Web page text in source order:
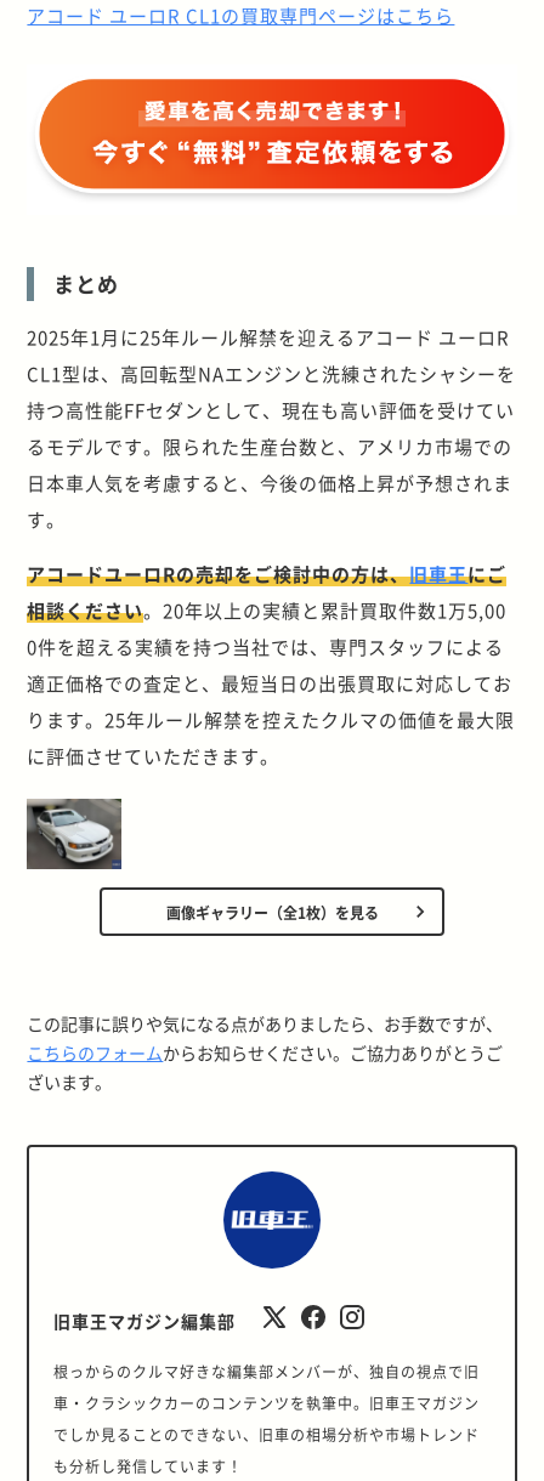
アコード ユーロR CL1の買取専門ページはこちら
まとめ
2025年1月に25年ルール解禁を迎えるアコード ユーロR
CL1型は、高回転型NAエンジンと洗練されたシャシーを
持つ高性能FFセダンとして、現在も高い評価を受けてい
るモデルです。限られた生産台数と、アメリカ市場での
日本車人気を考慮すると、今後の価格上昇が予想されま
す。
アコードユーロRの売却をご検討中の方は、旧車王にご
相談ください。20年以上の実績と累計買取件数1万5,00
0件を超える実績を持つ当社では、専門スタッフによる
適正価格での査定と、最短当日の出張買取に対応してお
ります。25年ルール解禁を控えたクルマの価値を最大限
に評価させていただきます。
画像ギャラリー（全1枚）を見る
この記事に誤りや気になる点がありましたら、お手数ですが、
こちらのフォームからお知らせください。ご協力ありがとうご
ざいます。
旧車王マガジン編集部
根っからのクルマ好きな編集部メンバーが、独自の視点で旧
車・クラシックカーのコンテンツを執筆中。旧車王マガジン
でしか見ることのできない、旧車の相場分析や市場トレンド
も分析し発信しています！